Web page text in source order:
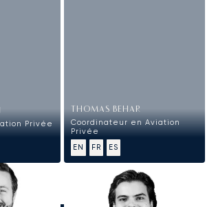
Privée
THOMAS BEHAR
Coordinateur en Aviation
Privée
EN
FR ES